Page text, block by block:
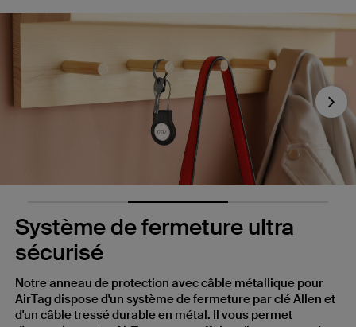
Next
Système de fermeture ultra
sécurisé
Notre anneau de protection avec câble métallique pour
AirTag dispose d'un système de fermeture par clé Allen et
d'un câble tressé durable en métal. Il vous permet